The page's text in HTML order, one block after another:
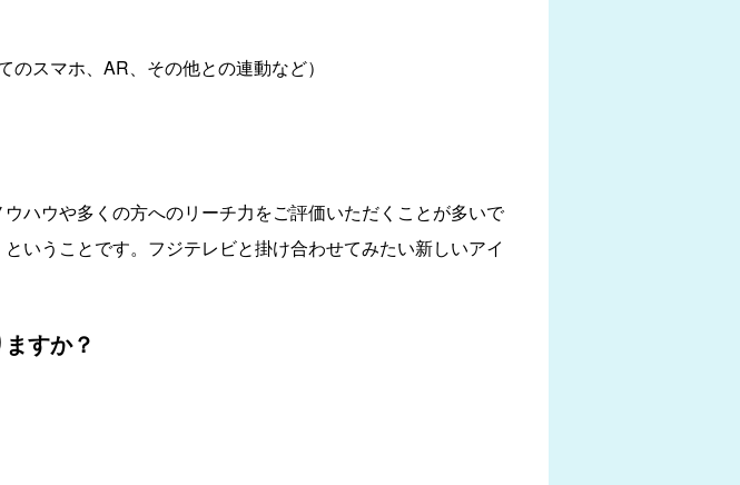
スマホ、AR、その他との連動など）
ハウや多くの方へのリーチ力をご評価いただくことが多いで
いうことです。フジテレビと掛け合わせてみたい新しいアイ
すか？